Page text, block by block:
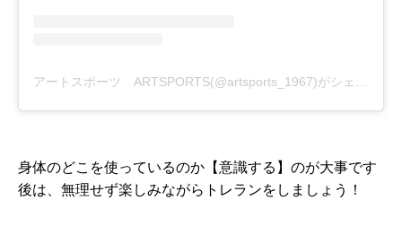
身体のどこを使っているのか【意識する】のが大事です
後は、無理せず楽しみながらトレランをしましょう！